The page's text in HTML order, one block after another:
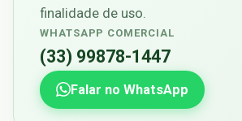
finalidade de uso.
WHATSAPP COMERCIAL
(33) 99878-1447
Falar no WhatsApp